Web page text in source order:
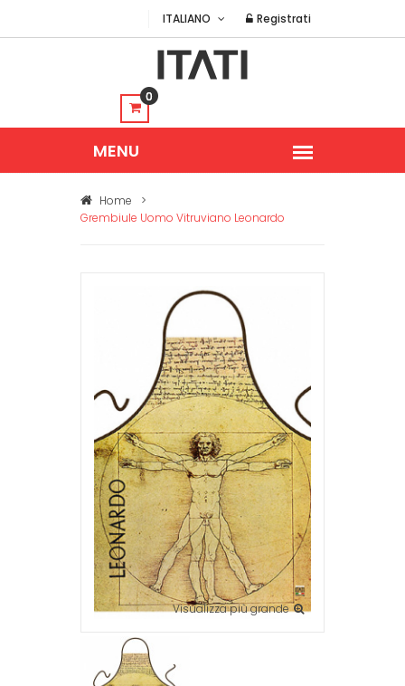
ITALIANO Registrati
0
Home
>
Grembiule Uomo Vitruviano Leonardo
Visualizza più grande